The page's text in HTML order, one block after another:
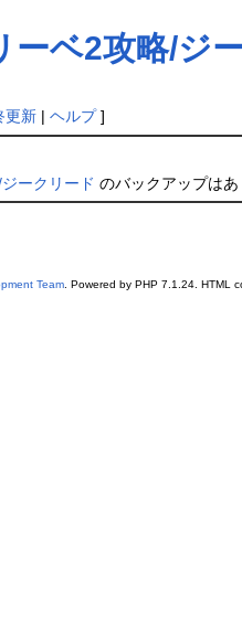
ーベ2攻略/ジ
更新| ヘルプ]
ークリード のバックアップは
Team. Powered by PHP 7.1.24. HTML